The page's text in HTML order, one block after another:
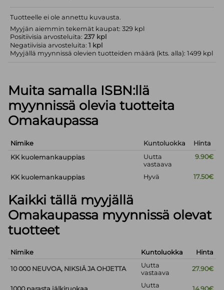
Tuotteelle ei ole annettu kuvausta.
Myyjän aiemmin tekemät kaupat: 329 kpl
Positiivisia arvosteluita:237 kpl
Negatiivisia arvosteluita:1 kpl
Myyjällä myynnissä olevien tuotteiden määrä (kts. alla): 1499 kpl
Muita samalla ISBN:llä
myynnissä olevia tuotteita
Omakaupassa
Nimike Kuntoluokka
Hinta
KK kuolemankauppias
Uutta
vastaava
9.90€
KK kuolemankauppias Hyvä 17.50€
Kaikki tällä myyjällä
Omakaupassa myynnissä olevat
tuotteet
Nimike Kuntoluokka Hinta
10 000 NEUVOA, NIKSIÄ JA OHJETTA
Uutta
vastaava
27.90€
Uutta